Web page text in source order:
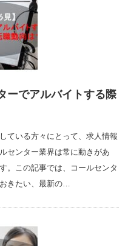
ーでアルバイトする際
ている方々にとって、求人情報
センター業界は常に動きがあ
。この記事では、コールセンタ
きたい、最新の…